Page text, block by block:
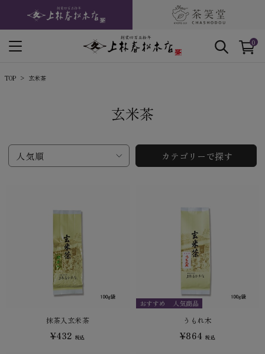
0
TOP 玄米茶
玄米茶
人気順 カテゴリーで探す
抹茶入玄米茶
¥432 税込
おすすめ 人気商品
うもれ木
¥864税込